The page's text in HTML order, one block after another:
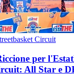
Circuit
per
All Star e